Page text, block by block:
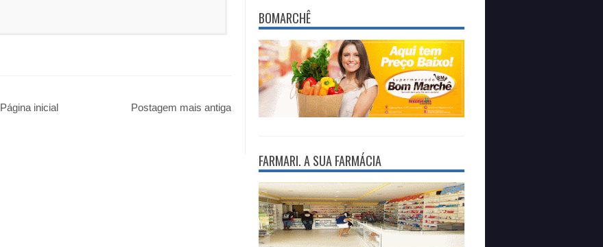
Postagem mais antiga
Página inicial
BOMARCHÊ
FARMARI. A SUA FARMÁCIA